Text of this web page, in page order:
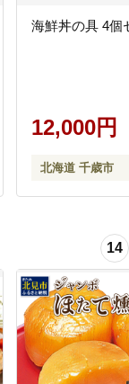
海鮮丼の具 4個
12,000円
北海道 千歳市
14